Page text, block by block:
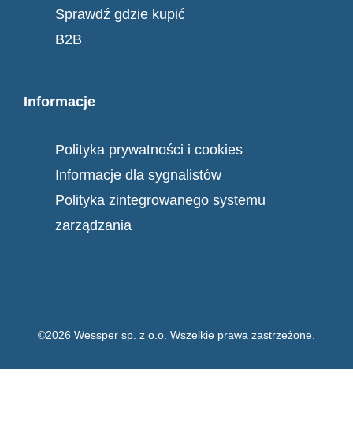
Sprawdź gdzie kupić
B2B
Informacje
Polityka prywatności i cookies
Informacje dla sygnalistów
Polityka zintegrowanego systemu
zarządzania
©2026 Wessper sp. z o.o. Wszelkie prawa zastrzeżone.